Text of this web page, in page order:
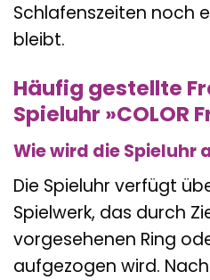
Schlafenszeiten noch
bleibt.
Häufig gestellte
Spieluhr »COLOR
Wie wird die Spieluhr
Die Spieluhr verfügt
Spielwerk, das durch
vorgesehenen Ring
aufgezogen wird.